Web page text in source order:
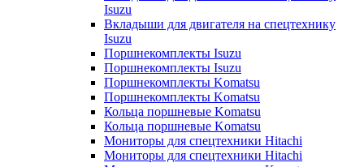
Isuzu
Вкладыши для двигателя на спецтехнику
Isuzu
Поршнекомплекты Isuzu
Поршнекомплекты Isuzu
Поршнекомплекты Komatsu
Поршнекомплекты Komatsu
Кольца поршневые Komatsu
Кольца поршневые Komatsu
Мониторы для спецтехники Hitachi
Мониторы для спецтехники Hitachi